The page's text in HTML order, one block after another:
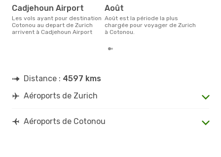
Cadjehoun Airport
Les vols ayant pour destination
Cotonou au depart de Zurich
arrivent à Cadjehoun Airport
août
août est la période la plus
chargée pour voyager de Zurich
à Cotonou.
Distance : 4597 kms
Aéroports de Zurich
Aéroports de Cotonou